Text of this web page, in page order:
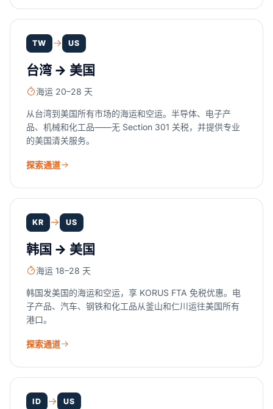
TW US
台湾 → 美国
海运 20–28 天
从台湾到美国所有市场的海运和空运。半导体、电子产
品、机械和化工品——无 Section 301 关税，并提供专业
的美国清关服务。
探索通道
KR US
韩国 → 美国
海运 18–28 天
韩国发美国的海运和空运，享 KORUS FTA 免税优惠。电
子产品、汽车、钢铁和化工品从釜山和仁川运往美国所有
港口。
探索通道
ID US